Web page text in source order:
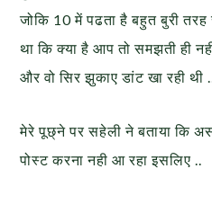
जोकि 10 में पढता है बहुत बुरी तरह
था कि क्या है आप तो समझती ही
और वो सिर झुकाए डांट खा रही थी
मेरे पूछ्ने पर सहेली ने बताया कि
पोस्ट करना नही आ रहा इसलिए ..